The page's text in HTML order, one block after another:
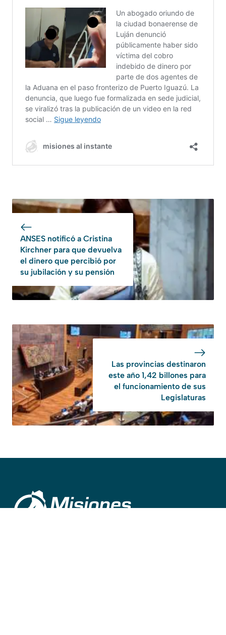
ANSES notificó a Cristina
Kirchner para que devuelva
el dinero que percibió por
su jubilación y su pensión
Las provincias destinaron
este año 1,42 billones para
el funcionamiento de sus
Legislaturas